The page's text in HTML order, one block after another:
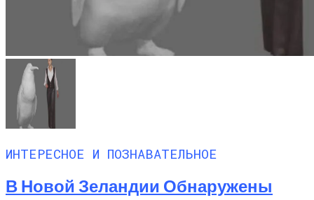
ИНТЕРЕСНОЕ И ПОЗНАВАТЕЛЬНОЕ
В Новой Зеландии Обнаружены